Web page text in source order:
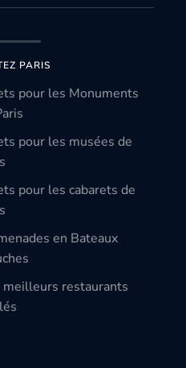
PARIS
pour les Monuments
pour les musées de
pour les cabarets de
en Bateaux
meilleurs restaurants